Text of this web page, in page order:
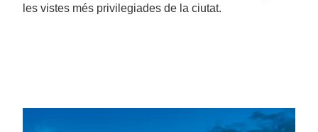
les vistes més privilegiades de la ciutat.